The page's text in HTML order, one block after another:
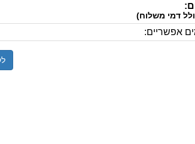
דמי משלוח)
אפשריים: